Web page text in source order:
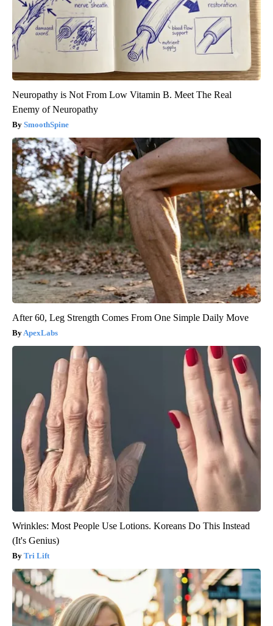
Neuropathy is Not From Low Vitamin B. Meet The Real
Enemy of Neuropathy
SmoothSpine
After 60, Leg Strength Comes From One Simple Daily Move
ApexLabs
Wrinkles: Most People Use Lotions. Koreans Do This Instead
(It's Genius)
Tri Lift